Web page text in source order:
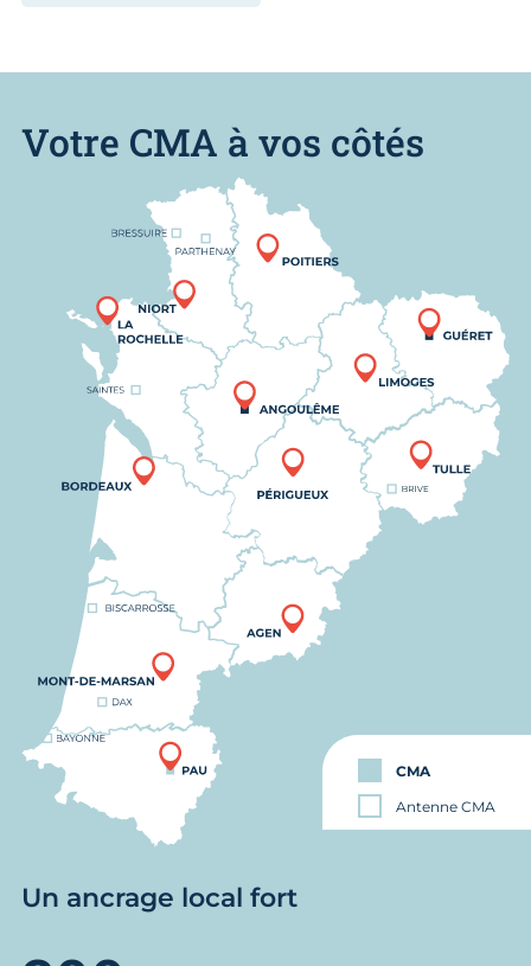
Votre CMA à vos côtés
CMA
Antenne CMA
Un ancrage local fort